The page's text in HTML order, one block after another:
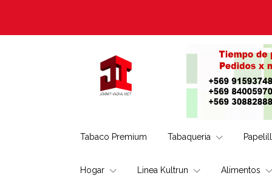
Tabaco Premium Tabaqueria
Hogar Linea Kultrun Alimentos